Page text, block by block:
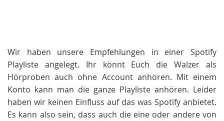
Wir haben unsere Empfehlungen in einer Spotify
Playliste angelegt. Ihr könnt Euch die Walzer als
Hörproben auch ohne Account anhören. Mit einem
Konto kann man die ganze Playliste anhören. Leider
haben wir keinen Einfluss auf das was Spotify anbietet.
Es kann also sein, dass auch die eine oder andere von